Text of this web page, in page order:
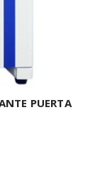
PUERTA